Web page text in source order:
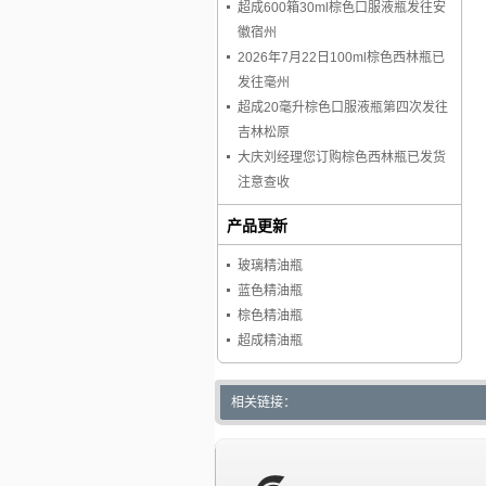
超成600箱30ml棕色口服液瓶发往安
徽宿州
2026年7月22日100ml棕色西林瓶已
发往毫州
超成20毫升棕色口服液瓶第四次发往
吉林松原
大庆刘经理您订购棕色西林瓶已发货
注意查收
产品更新
玻璃精油瓶
蓝色精油瓶
棕色精油瓶
超成精油瓶
相关链接：